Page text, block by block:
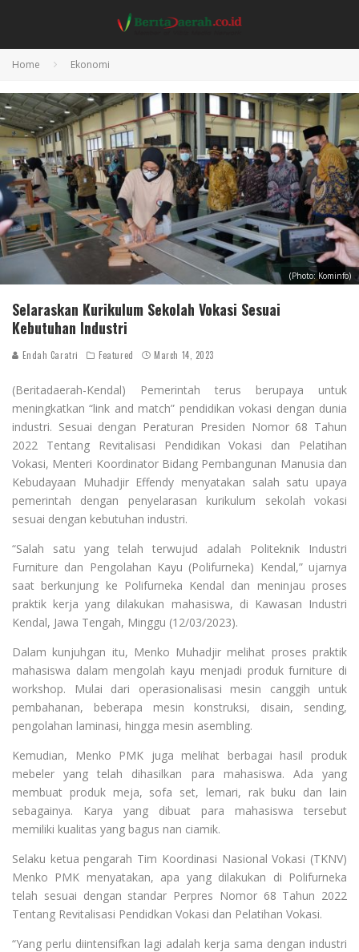
Home Ekonomi
(Photo: Kominfo)
Selaraskan Kurikulum Sekolah Vokasi Sesuai
Kebutuhan Industri
Endah Caratri Featured March 14, 2023
(Beritadaerah-Kendal) Pemerintah terus berupaya untuk
meningkatkan “link and match” pendidikan vokasi dengan dunia
industri. Sesuai dengan Peraturan Presiden Nomor 68 Tahun
2022 Tentang Revitalisasi Pendidikan Vokasi dan Pelatihan
Vokasi, Menteri Koordinator Bidang Pembangunan Manusia dan
Kebudayaan Muhadjir Effendy menyatakan salah satu upaya
pemerintah dengan penyelarasan kurikulum sekolah vokasi
sesuai dengan kebutuhan industri.
“Salah satu yang telah terwujud adalah Politeknik Industri
Furniture dan Pengolahan Kayu (Polifurneka) Kendal,” ujarnya
saat berkunjung ke Polifurneka Kendal dan meninjau proses
praktik kerja yang dilakukan mahasiswa, di Kawasan Industri
Kendal, Jawa Tengah, Minggu (12/03/2023).
Dalam kunjuhgan itu, Menko Muhadjir melihat proses praktik
mahasiswa dalam mengolah kayu menjadi produk furniture di
workshop. Mulai dari operasionalisasi mesin canggih untuk
pembahanan, beberapa mesin konstruksi, disain, sending,
pengolahan laminasi, hingga mesin asembling.
Kemudian, Menko PMK juga melihat berbagai hasil produk
mebeler yang telah dihasilkan para mahasiswa. Ada yang
membuat produk meja, sofa set, lemari, rak buku dan lain
sebagainya. Karya yang dibuat para mahasiswa tersebut
memiliki kualitas yang bagus nan ciamik.
Selaku ketua pengarah Tim Koordinasi Nasional Vokasi (TKNV)
Menko PMK menyatakan, apa yang dilakukan di Polifurneka
telah sesuai dengan standar Perpres Nomor 68 Tahun 2022
Tentang Revitalisasi Pendidkan Vokasi dan Pelatihan Vokasi.
“Yang perlu diintensifkan lagi adalah kerja sama dengan industri